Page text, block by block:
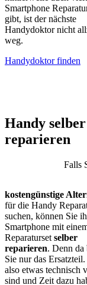
Smartphone
gibt, ist der nächste
Handydoktor nicht
weg.
Handydoktor finden
Handy selber
reparieren
Falls
kostengünstige
für die Handy
suchen, können Sie
Smartphone mit
Reparaturset selber
reparieren. Denn da
Sie nur das
also etwas technisch
sind und Zeit dazu